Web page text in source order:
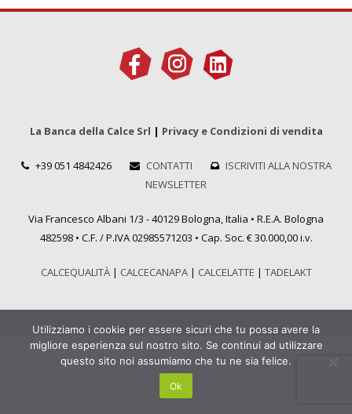
La Banca della Calce Srl | Privacy e Condizioni di vendita
+39 051 4842426 CONTATTI
ISCRIVITI ALLA NOSTRA
NEWSLETTER
Via Francesco Albani 1/3 - 40129 Bologna, Italia • R.E.A. Bologna
482598 • C.F. / P.IVA 02985571203 • Cap. Soc. € 30.000,00 i.v.
CALCEQUALITÀ| CALCECANAPA| CALCELATTE | TADELAKT
Utilizziamo i cookie per essere sicuri che tu possa avere la
migliore esperienza sul nostro sito. Se continui ad utilizzare
questo sito noi assumiamo che tu ne sia felice.
Ok